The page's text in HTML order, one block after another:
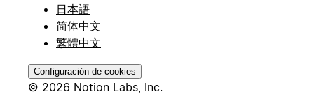
日本語
简体中文
繁體中文
Configuración de cookies
© 2026 Notion Labs, Inc.